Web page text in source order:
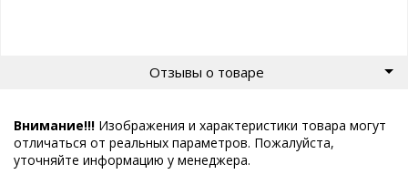
Отзывы о товаре
Внимание!!! Изображения и характеристики товара могут
отличаться от реальных параметров. Пожалуйста,
уточняйте информацию у менеджера.